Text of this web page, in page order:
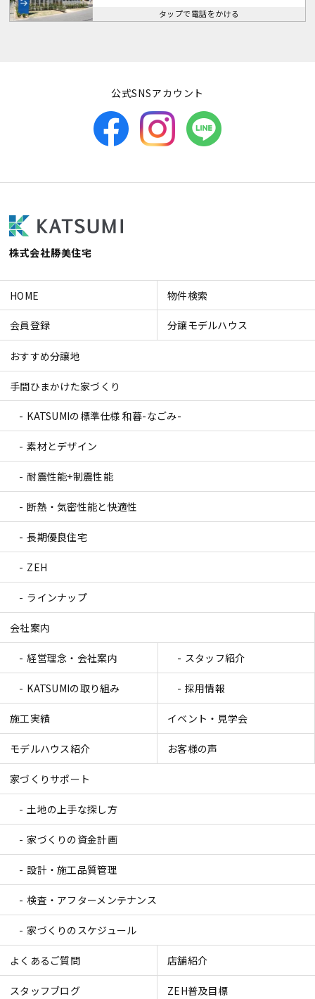
タップで電話をかける
公式SNSアカウント
株式会社勝美住宅
HOME 物件検索
会員登録 分譲モデルハウス
おすすめ分譲地
手間ひまかけた家づくり
KATSUMIの標準仕様 和暮-なごみ-
素材とデザイン
耐震性能+制震性能
断熱・気密性能と快適性
長期優良住宅
ZEH
ラインナップ
会社案内
経営理念・会社案内 スタッフ紹介
KATSUMIの取り組み 採用情報
施工実績 イベント・見学会
モデルハウス紹介 お客様の声
家づくりサポート
土地の上手な探し方
家づくりの資金計画
設計・施工品質管理
検査・アフターメンテナンス
家づくりのスケジュール
よくあるご質問 店舗紹介
スタッフブログ ZEH普及目標